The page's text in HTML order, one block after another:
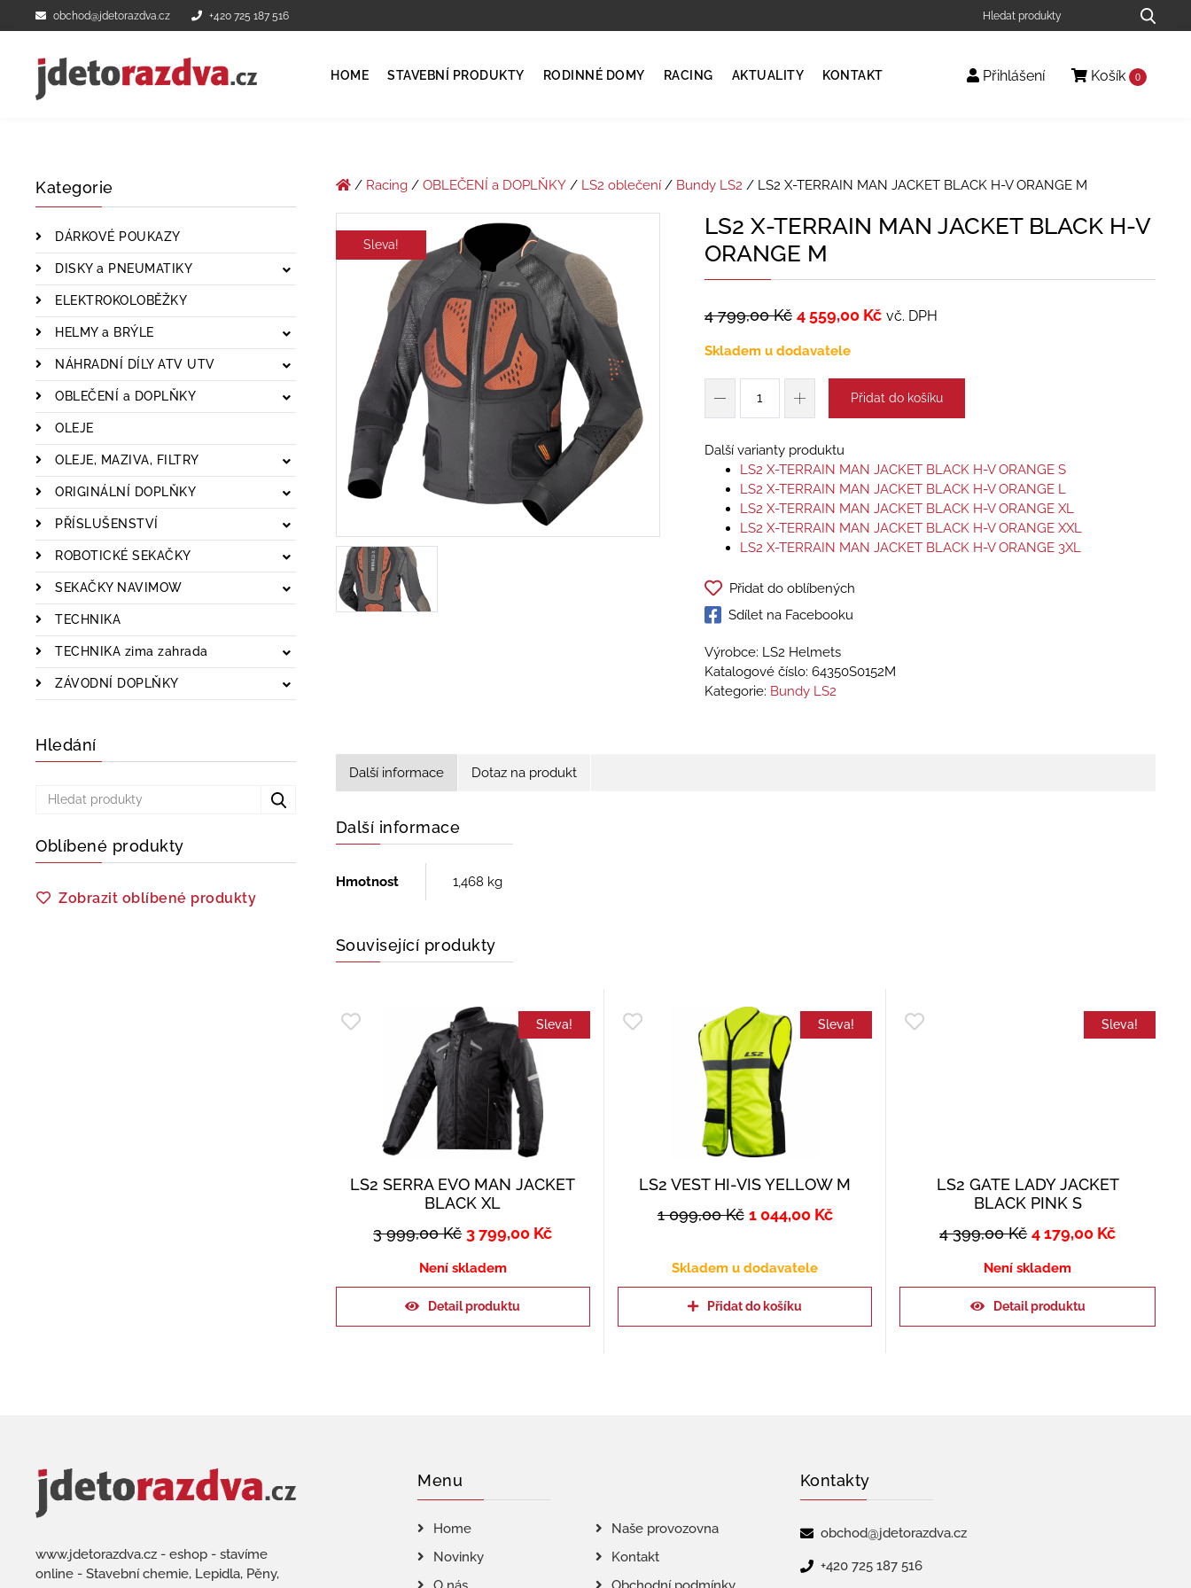
obchod@jdetorazdva.cz +420 725 187 516
HOME STAVEBNÍ PRODUKTY RODINNÉ DOMY RACING AKTUALITY KONTAKT Přihlášení Košík 0
Kategorie
DÁRKOVÉ POUKAZY
DISKY a PNEUMATIKY
ELEKTROKOLOBĚŽKY
HELMY a BRÝLE
NÁHRADNÍ DÍLY ATV UTV
OBLEČENÍ a DOPLŇKY
OLEJE
OLEJE, MAZIVA, FILTRY
ORIGINÁLNÍ DOPLŇKY
PŘÍSLUŠENSTVÍ
ROBOTICKÉ SEKAČKY
SEKAČKY NAVIMOW
TECHNIKA
TECHNIKA zima zahrada
ZÁVODNÍ DOPLŇKY
Hledání
Oblíbené produkty
Zobrazit oblíbené produkty
/ Racing/ OBLEČENÍ a DOPLŇKY/ LS2 oblečení/ Bundy LS2 / LS2 X-TERRAIN MAN JACKET BLACK H-V ORANGE M
Sleva!
LS2 X-TERRAIN MAN JACKET BLACK H-V
ORANGE M
4 799,00Kč 4 559,00 Kč vč. DPH
Skladem u dodavatele
Přidat do košíku
Další varianty produktu
LS2 X-TERRAIN MAN JACKET BLACK H-V ORANGE S
LS2 X-TERRAIN MAN JACKET BLACK H-V ORANGE L
LS2 X-TERRAIN MAN JACKET BLACK H-V ORANGE XL
LS2 X-TERRAIN MAN JACKET BLACK H-V ORANGE XXL
LS2 X-TERRAIN MAN JACKET BLACK H-V ORANGE 3XL
Přidat do oblíbených
Sdílet na Facebooku
Výrobce: LS2 Helmets
Katalogové číslo: 64350S0152M
Kategorie: Bundy LS2
Další informace Dotaz na produkt
Další informace
Hmotnost 1,468 kg
Související produkty
Sleva!
LS2 SERRA EVO MAN JACKET
BLACK XL
3 999,00Kč 3 799,00 Kč
Není skladem
Detail produktu
Sleva!
LS2 VEST HI-VIS YELLOW M
1 099,00Kč 1 044,00 Kč
Skladem u dodavatele
Přidat do košíku
Sleva!
LS2 GATE LADY JACKET
BLACK PINK S
4 399,00Kč 4 179,00 Kč
Není skladem
Detail produktu
www.jdetorazdva.cz - eshop - stavíme
online - Stavební chemie, Lepidla, Pěny,
Menu
Home
Naše provozovna
Novinky
Kontakt
Kontakty
obchod@jdetorazdva.cz
+420 725 187 516